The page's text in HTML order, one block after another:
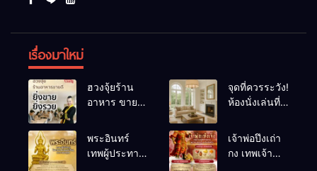
เรื่องมาใหม่
ฮวงจุ้ยร้าน
อาหาร ขายดี
เคล็ดลับปรับ
ดวง ปรับร้าน
ให้ลูกค้าแน่น
จุดที่ควรระวัง!
ห้องนั่งเล่นที่
พลังชีวิต
พระอินทร์
เทพผู้ประทาน
เจ้าพ่อปึงเถ่า
กง เทพเจ้า